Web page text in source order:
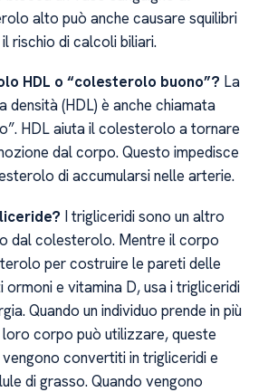
alto può anche causare squilibri
rischio di calcoli biliari.
HDL o “colesterolo buono”? La
densità (HDL) è anche chiamata
HDL aiuta il colesterolo a tornare
dal corpo. Questo impedisce
di accumularsi nelle arterie.
I trigliceridi sono un altro
dal colesterolo. Mentre il corpo
per costruire le pareti delle
e vitamina D, usa i trigliceridi
Quando un individuo prende in più
corpo può utilizzare, queste
convertiti in trigliceridi e
di grasso. Quando vengono